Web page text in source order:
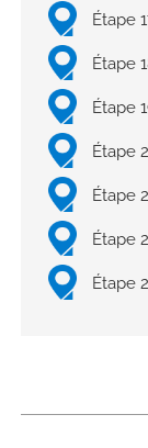
Étape
Étape
Étape
Étape
Étape
Étape
Étape